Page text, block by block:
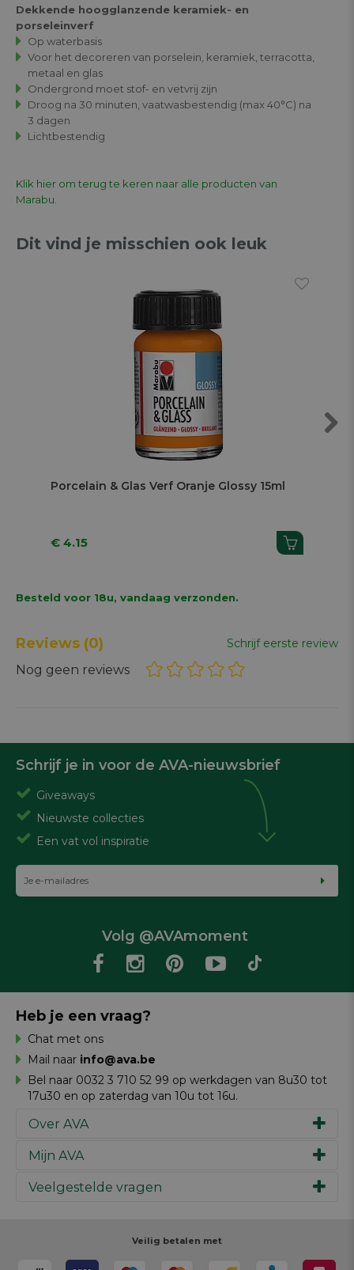
Dekkende hoogglanzende keramiek- en
porseleinverf
Op waterbasis
Voor het decoreren van porselein, keramiek, terracotta,
metaal en glas
Ondergrond moet stof- en vetvrij zijn
Droog na 30 minuten, vaatwasbestendig (max 40°C) na
3 dagen
Lichtbestendig
Klik hier om terug te keren naar alle producten van
Marabu.
Dit vind je misschien ook leuk
Porcelain & Glas Verf Oranje Glossy 15ml
€ 4.15
Besteld voor 18u, vandaag verzonden.
Reviews (0) Schrijf eerste review
Nog geen reviews
Schrijf je in voor de AVA-nieuwsbrief
Giveaways
Nieuwste collecties
Een vat vol inspiratie
Volg @AVAmoment
Over AVA
Ons verhaal
Werken bij AVA
Mijn AVA
Inspiratie
Review schrijven
Veelgestelde vragen
Heb je een vraag?
Chat met ons
Mail naar info@ava.be
Bel naar 0032 3 710 52 99 op werkdagen van 8u30 tot
17u30 en op zaterdag van 10u tot 16u.
Veilig betalen met